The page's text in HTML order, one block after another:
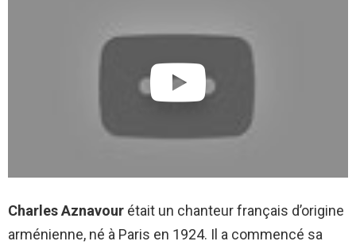
Charles Aznavour était un chanteur français d’origine
arménienne, né à Paris en 1924. Il a commencé sa